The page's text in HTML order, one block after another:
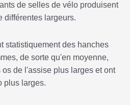
de selles de vélo produisent
différentes largeurs.
statistiquement des hanches
de sorte qu'en moyenne,
de l'assise plus larges et ont
plus larges.